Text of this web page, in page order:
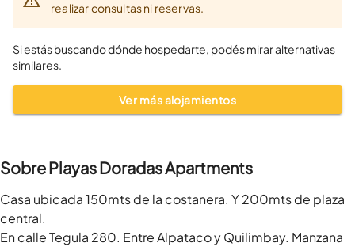
realizar consultas ni reservas.
Si estás buscando dónde hospedarte, podés mirar alternativas
similares.
Ver más alojamientos
Sobre Playas Doradas Apartments
Casa ubicada 150mts de la costanera. Y 200mts de plaza
central.
En calle Tegula 280. Entre Alpataco y Quilimbay. Manzana